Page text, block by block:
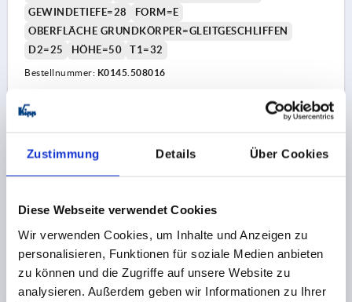
Zustimmung Details Über Cookies
Diese Webseite verwendet Cookies
Wir verwenden Cookies, um Inhalte und Anzeigen zu
personalisieren, Funktionen für soziale Medien anbieten
zu können und die Zugriffe auf unsere Website zu
analysieren. Außerdem geben wir Informationen zu Ihrer
GEWINDETIEFE=28
FORM=E
OBERFLÄCHE GRUNDKÖRPER=GLEITGESCHLIFFEN
D2=25
HÖHE=50 T1=32
Bestellnummer: K0145.508016
12,83 CHF
DETAILS